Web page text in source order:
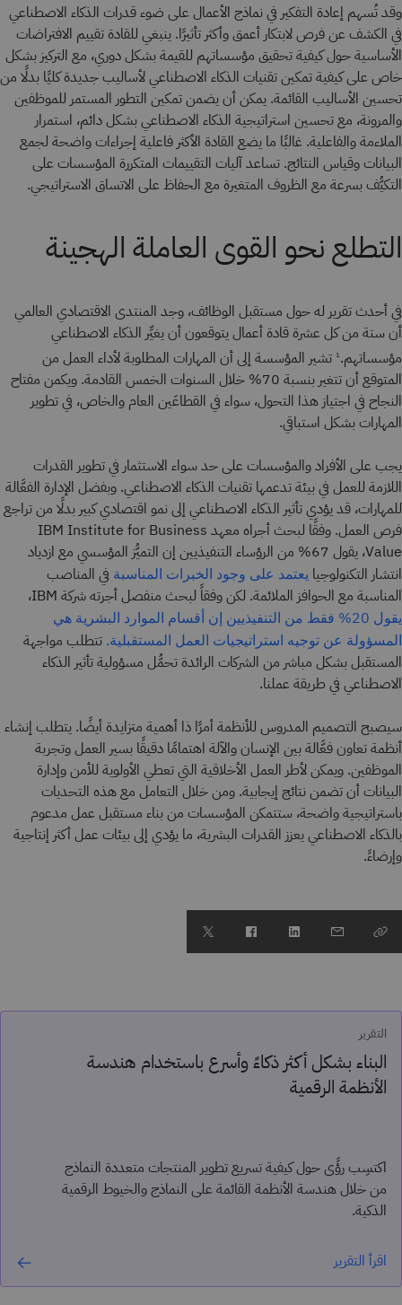
وقد تُسهم إعادة التفكير في نماذج الأعمال على ضوء قدرات الذكاء الاصطناعي
في الكشف عن فرص لابتكار أعمق وأكثر تأثيرًا. ينبغي للقادة تقييم الافتراضات
الأساسية حول كيفية تحقيق مؤسساتهم للقيمة بشكل دوري، مع التركيز بشكل
خاص على كيفية تمكين تقنيات الذكاء الاصطناعي لأساليب جديدة كليًا بدلًا من
تحسين الأساليب القائمة. يمكن أن يضمن تمكين التطور المستمر للموظفين
والمرونة، مع تحسين استراتيجية الذكاء الاصطناعي بشكل دائم، استمرار
الملاءمة والفاعلية. غالبًا ما يضع القادة الأكثر فاعلية إجراءات واضحة لجمع
البيانات وقياس النتائج. تساعد آليات التقييمات المتكررة المؤسسات على
التكيُّف بسرعة مع الظروف المتغيرة مع الحفاظ على الاتساق الاستراتيجي.
التطلع نحو القوى العاملة الهجينة
في أحدث تقرير له حول مستقبل الوظائف، وجد المنتدى الاقتصادي العالمي
أن ستة من كل عشرة قادة أعمال يتوقعون أن يغيِّر الذكاء الاصطناعي
مؤسساتهم.1 تشير المؤسسة إلى أن المهارات المطلوبة لأداء العمل من
المتوقع أن تتغير بنسبة 70% خلال السنوات الخمس القادمة. ويكمن مفتاح
النجاح في اجتياز هذا التحول، سواء في القطاعَين العام والخاص، في تطوير
المهارات بشكل استباقي.
يجب على الأفراد والمؤسسات على حد سواء الاستثمار في تطوير القدرات
اللازمة للعمل في بيئة تدعمها تقنيات الذكاء الاصطناعي. وبفضل الإدارة الفعَّالة
للمهارات، قد يؤدي تأثير الذكاء الاصطناعي إلى نمو اقتصادي كبير بدلًا من تراجع
فرص العمل. وفقًا لبحث أجراه معهد IBM Institute for Business
Value، يقول 67% من الرؤساء التنفيذيين إن التميُّز المؤسسي مع ازدياد
انتشار التكنولوجيا يعتمد على وجود الخبرات المناسبة في المناصب
المناسبة مع الحوافز الملائمة. لكن وفقاً لبحث منفصل أجرته شركة IBM،
يقول 20% فقط من التنفيذيين إن أقسام الموارد البشرية هي
المسؤولة عن توجيه استراتيجيات العمل المستقبلية. تتطلب مواجهة
المستقبل بشكل مباشر من الشركات الرائدة تحمُّل مسؤولية تأثير الذكاء
الاصطناعي في طريقة عملنا.
سيصبح التصميم المدروس للأنظمة أمرًا ذا أهمية متزايدة أيضًا. يتطلب إنشاء
أنظمة تعاون فعَّالة بين الإنسان والآلة اهتمامًا دقيقًا بسير العمل وتجربة
الموظفين. ويمكن لأطر العمل الأخلاقية التي تعطي الأولوية للأمن وإدارة
البيانات أن تضمن نتائج إيجابية. ومن خلال التعامل مع هذه التحديات
باستراتيجية واضحة، ستتمكن المؤسسات من بناء مستقبل عمل مدعوم
بالذكاء الاصطناعي يعزز القدرات البشرية، ما يؤدي إلى بيئات عمل أكثر إنتاجية
وإرضاءً.
التقرير
البناء بشكل أكثر ذكاءً وأسرع باستخدام هندسة
الأنظمة الرقمية
اكتسِب رؤًى حول كيفية تسريع تطوير المنتجات متعددة النماذج
من خلال هندسة الأنظمة القائمة على النماذج والخيوط الرقمية
الذكية.
اقرأ التقرير